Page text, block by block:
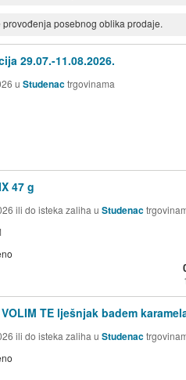
posebnog oblika prodaje.
29.07.-11.08.2026.
u Studenactrgovinama
47 g
ili do isteka zaliha u Studenac
TE lješnjak badem
ili do isteka zaliha u Studenac